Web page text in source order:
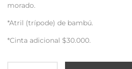
morado.
*Atril (trípode) de bambú.
*Cinta adicional $30.000.